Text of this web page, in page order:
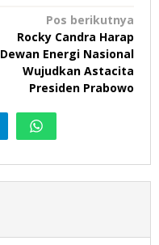
Pos berikutnya
Rocky Candra Harap
Dewan Energi Nasional
Wujudkan Astacita
Presiden Prabowo